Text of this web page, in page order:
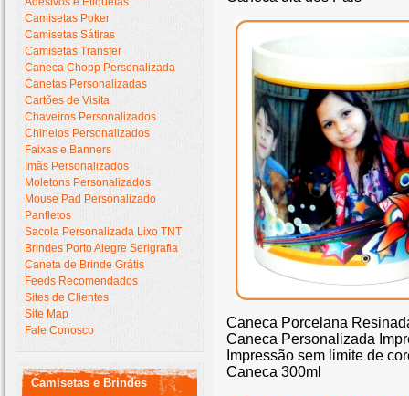
Camisetas Poker
Camisetas Sátiras
Camisetas Transfer
Caneca Chopp Personalizada
Canetas Personalizadas
Cartões de Visita
Chaveiros Personalizados
Chinelos Personalizados
Faixas e Banners
Imãs Personalizados
Moletons Personalizados
Mouse Pad Personalizado
Panfletos
Sacola Personalizada Lixo TNT
Brindes Porto Alegre Serigrafia
Caneta de Brinde Grátis
Feeds Recomendados
Sites de Clientes
Site Map
Fale Conosco
Camisetas e Brindes
Caneca Porcelana
Caneca Personalizada
Impressão sem limite de
Caneca 300ml